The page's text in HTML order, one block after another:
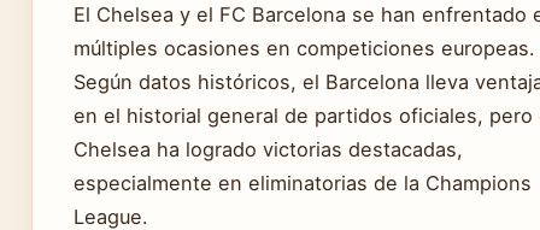
El Chelsea y el FC Barcelona se han enfrentado
múltiples ocasiones en competiciones europeas.
Según datos históricos, el Barcelona lleva
en el historial general de partidos oficiales, pero
Chelsea ha logrado victorias destacadas,
especialmente en eliminatorias de la Champions
League.